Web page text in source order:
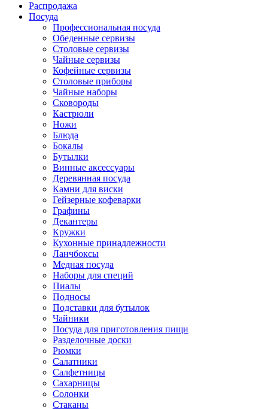
Распродажа
Посуда
Профессиональная посуда
Обеденные сервизы
Столовые сервизы
Чайные сервизы
Кофейные сервизы
Столовые приборы
Чайные наборы
Сковороды
Кастрюли
Ножи
Блюда
Бокалы
Бутылки
Винные аксессуары
Деревянная посуда
Камни для виски
Гейзерные кофеварки
Графины
Декантеры
Кружки
Кухонные принадлежности
Ланчбоксы
Медная посуда
Наборы для специй
Пиалы
Подносы
Подставки для бутылок
Чайники
Посуда для приготовления пищи
Разделочные доски
Рюмки
Салатники
Салфетницы
Сахарницы
Солонки
Стаканы